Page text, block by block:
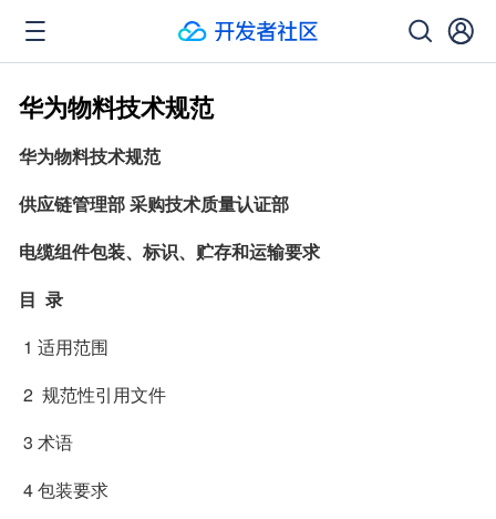
华为物料技术规范
华为物料技术规范
供应链管理部 采购技术质量认证部
电缆组件包装、标识、贮存和运输要求
目  录
1 适用范围
2  规范性引用文件
3 术语
4 包装要求